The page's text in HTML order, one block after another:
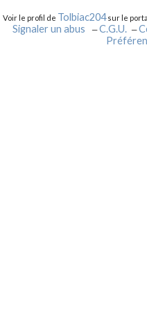
Voir le profil de Tolbiac204sur le
Signaler un abus
C.G.U.